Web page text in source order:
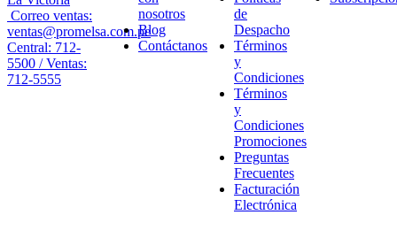
Correo ventas:
ventas@promelsa.com.pe
Central: 712-
5500 / Ventas:
712-5555
nosotros
Blog
Contáctanos
de
Despacho
Términos
y
Condiciones
Términos
y
Condiciones
Promociones
Preguntas
Frecuentes
Facturación
Electrónica